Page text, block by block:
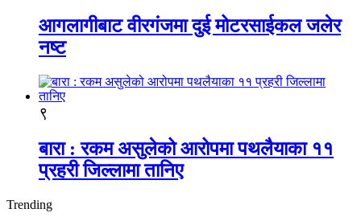
आगलागीबाट वीरगंजमा दुई मोटरसाईकल जलेर
नष्ट
९
बारा : रकम असुलेको आरोपमा पथलैयाका ११
प्रहरी जिल्लामा तानिए
Trending